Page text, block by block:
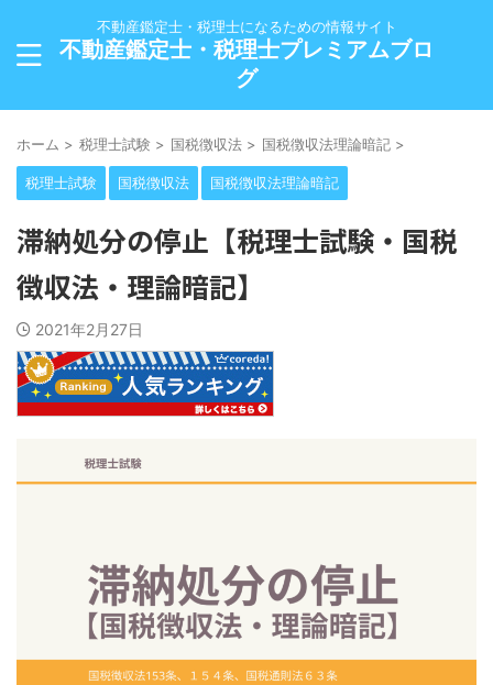
不動産鑑定士・税理士になるための情報サイト
不動産鑑定士・税理士プレミアムブロ
グ
ホーム > 税理士試験 > 国税徴収法 > 国税徴収法理論暗記 >
税理士試験 国税徴収法 国税徴収法理論暗記
滞納処分の停止【税理士試験・国税
徴収法・理論暗記】
2021年2月27日